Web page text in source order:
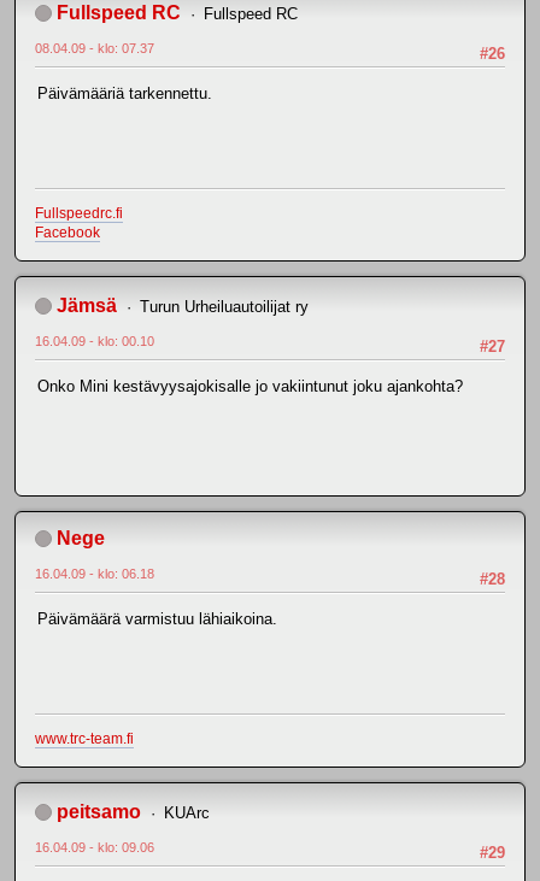
Fullspeed RC Fullspeed RC
#26
08.04.09 - klo: 07.37
Päivämääriä tarkennettu.
Fullspeedrc.fi
Facebook
Jämsä Turun Urheiluautoilijat ry
#27
16.04.09 - klo: 00.10
Onko Mini kestävyysajokisalle jo vakiintunut joku ajankohta?
Nege
#28
16.04.09 - klo: 06.18
Päivämäärä varmistuu lähiaikoina.
www.trc-team.fi
peitsamo KUArc
#29
16.04.09 - klo: 09.06